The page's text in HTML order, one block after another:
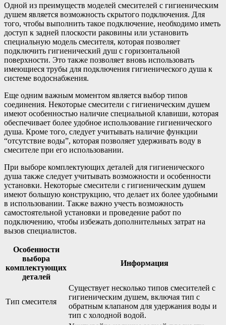
Одной из преимуществ моделей смесителей с гигиеническим
душем является возможность скрытого подключения. Для
того, чтобы выполнить такое подключение, необходимо иметь
доступ к задней плоскости раковины или установить
специальную модель смесителя, которая позволяет
подключить гигиенический душ с горизонтальной
поверхности. Это также позволяет вновь использовать
имеющиеся трубы для подключения гигиенического душа к
системе водоснабжения.
Еще одним важным моментом является выбор типов
соединения. Некоторые смесители с гигиеническим душем
имеют особенностью наличие специальной клавиши, которая
обеспечивает более удобное использование гигиенического
душа. Кроме того, следует учитывать наличие функции
“отсутствие воды”, которая позволяет удерживать воду в
смесителе при его использовании.
При выборе комплектующих деталей для гигиенического
душа также следует учитывать возможности и особенности
установки. Некоторые смесители с гигиеническим душем
имеют большую конструкцию, что делает их более удобными
в использовании. Также важно учесть возможность
самостоятельной установки и проведение работ по
подключению, чтобы избежать дополнительных затрат на
вызов специалистов.
Особенности
выбора
комплектующих
деталей
Информация
Тип смесителя
Существует несколько типов смесителей с
гигиеническим душем, включая тип с
обратным клапаном для удержания воды и
тип с холодной водой.